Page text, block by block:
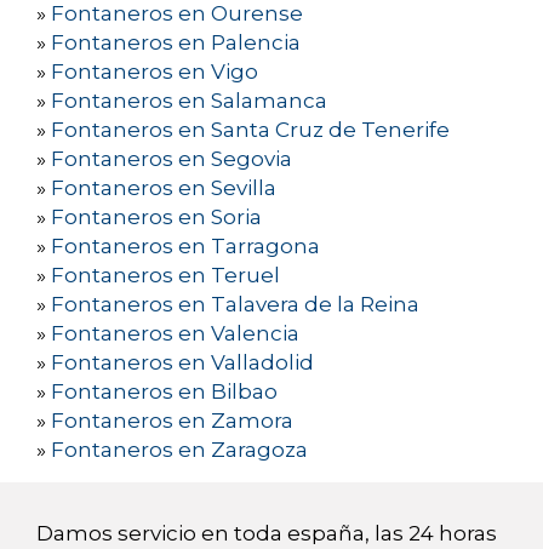
» Fontaneros en Ourense
» Fontaneros en Palencia
» Fontaneros en Vigo
» Fontaneros en Salamanca
» Fontaneros en Santa Cruz de Tenerife
» Fontaneros en Segovia
» Fontaneros en Sevilla
» Fontaneros en Soria
» Fontaneros en Tarragona
» Fontaneros en Teruel
» Fontaneros en Talavera de la Reina
» Fontaneros en Valencia
» Fontaneros en Valladolid
» Fontaneros en Bilbao
» Fontaneros en Zamora
» Fontaneros en Zaragoza
Damos servicio en toda españa, las 24 horas